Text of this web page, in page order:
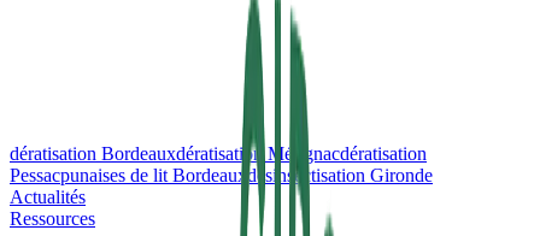
dératisation Bordeauxdératisation Mérignacdératisation
Pessacpunaises de lit Bordeaux désinsectisation Gironde
Actualités
Ressources